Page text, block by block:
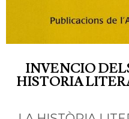
INVENCIO
HISTORIA